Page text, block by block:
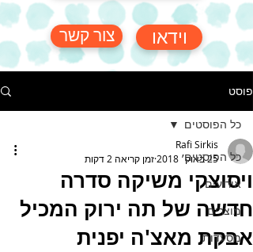
צור קשר וידאו
פוסט
כל הפוסטים
אירועים
מוצרים
מסעדות
כל הפוסטים
ויסוצקי משיקה סדרה
חדשה של תה ירוק המכיל
אבקת מאצ'ה יפנית
Rafi Sirkis
25 באוק׳ 2018
זמן קריאה 2 דקות